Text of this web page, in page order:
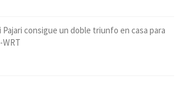
Pajari consigue un doble triunfo en casa para
WRT